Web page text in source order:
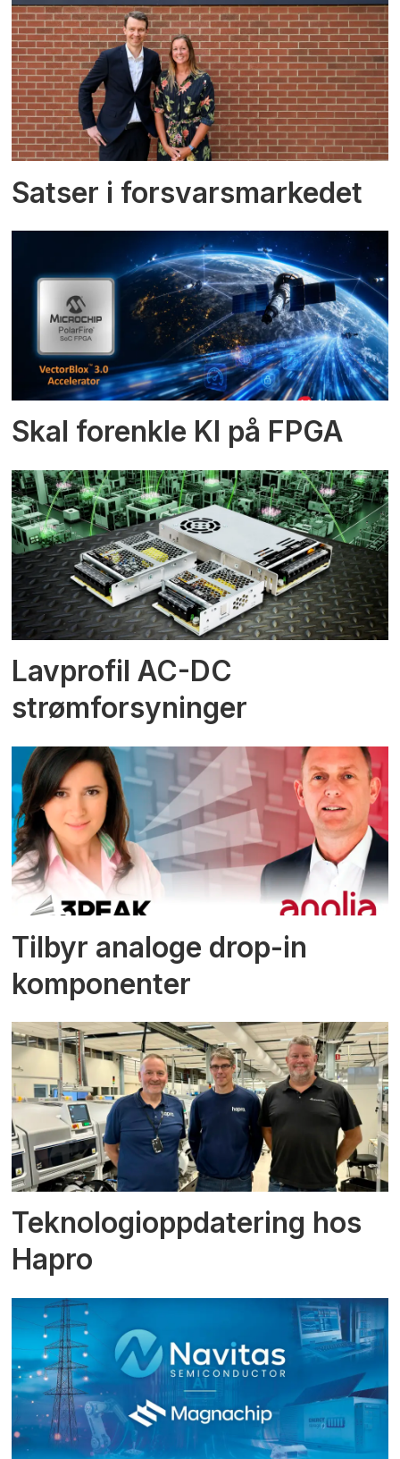
Satser i forsvarsmarkedet
Skal forenkle KI på FPGA
Lavprofil AC-DC
strømforsyninger
Tilbyr analoge drop-in
komponenter
Teknologioppdatering hos
Hapro